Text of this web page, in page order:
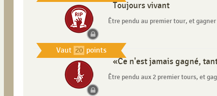
Vaut 20 points
Toujours vivant
Être pendu au premier tour, et
«Ce n'est jamais gagné,
Être pendu aux 2 premier tours, et